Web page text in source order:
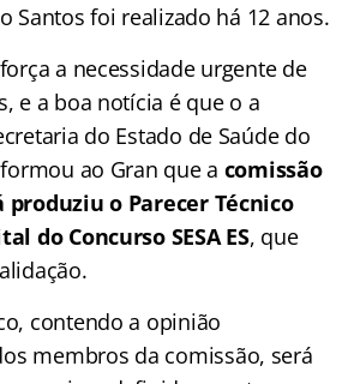
Santos foi realizado há 12 anos.
a necessidade urgente de
e a boa notícia é que o a
do Estado de Saúde do
ao Gran que a comissão
o Parecer Técnico
do Concurso SESA ES, que
contendo a opinião
membros da comissão, será